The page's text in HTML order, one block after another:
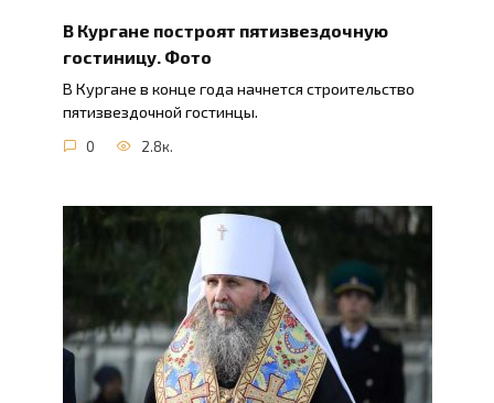
В Кургане построят пятизвездочную
гостиницу. Фото
В Кургане в конце года начнется строительство
пятизвездочной гостинцы.
0 2.8к.